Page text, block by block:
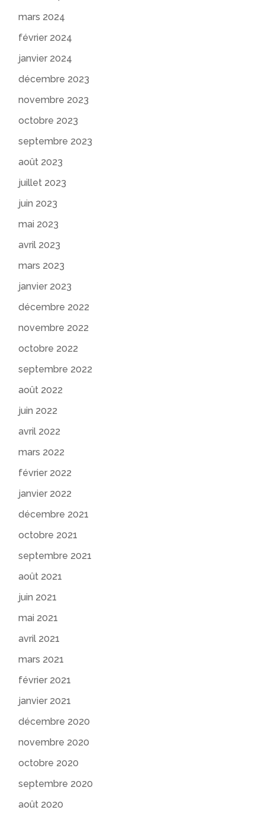
mars 2024
février 2024
janvier 2024
décembre 2023
novembre 2023
octobre 2023
septembre 2023
août 2023
juillet 2023
juin 2023
mai 2023
avril 2023
mars 2023
janvier 2023
décembre 2022
novembre 2022
octobre 2022
septembre 2022
août 2022
juin 2022
avril 2022
mars 2022
février 2022
janvier 2022
décembre 2021
octobre 2021
septembre 2021
août 2021
juin 2021
mai 2021
avril 2021
mars 2021
février 2021
janvier 2021
décembre 2020
novembre 2020
octobre 2020
septembre 2020
août 2020